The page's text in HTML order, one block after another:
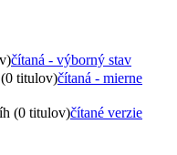
čítaná - výborný stav
(0 titulov)čítaná - mierne
(0 titulov)čítané verzie